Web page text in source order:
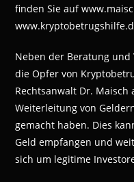
finden Sie auf
Neben der Beratung und
die Opfer von
Rechtsanwalt Dr.
Weiterleitung von
gemacht haben. Dies
Geld empfangen und
sich um legitime